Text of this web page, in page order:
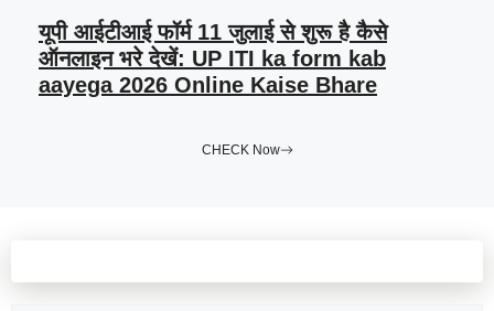
यूपी आईटीआई फॉर्म 11 जुलाई से शुरू है कैसे
ऑनलाइन भरे देखें: UP ITI ka form kab
aayega 2026 Online Kaise Bhare
CHECK Now